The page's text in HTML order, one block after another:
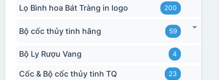
Lọ Bình hoa Bát Tràng in logo 200
Bộ cốc thủy tinh hãng 59
Bộ Ly Rượu Vang 4
Cốc & Bộ cốc thủy tinh TQ 23